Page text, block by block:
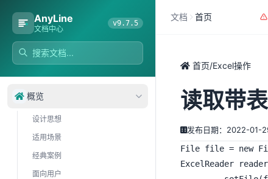
AnyLine
文档中心
v9.7.5
概览
设计思想
适用场景
经典案例
面向用户
文档 首页
首页/Excel操作
读取带
发布日期：2022-01-
File file = new
ExcelReader